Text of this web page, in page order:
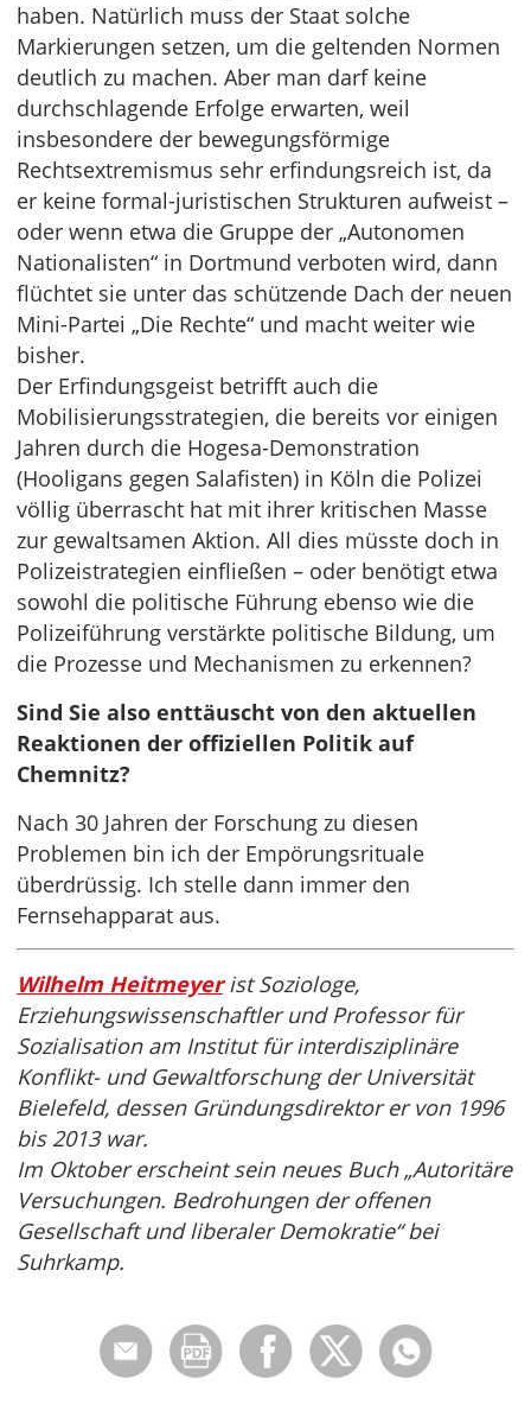
haben. Natürlich muss der Staat solche
Markierungen setzen, um die geltenden Normen
deutlich zu machen. Aber man darf keine
durchschlagende Erfolge erwarten, weil
insbesondere der bewegungsförmige
Rechtsextremismus sehr erfindungsreich ist, da
er keine formal-juristischen Strukturen aufweist –
oder wenn etwa die Gruppe der „Autonomen
Nationalisten“ in Dortmund verboten wird, dann
flüchtet sie unter das schützende Dach der neuen
Mini-Partei „Die Rechte“ und macht weiter wie
bisher.
Der Erfindungsgeist betrifft auch die
Mobilisierungsstrategien, die bereits vor einigen
Jahren durch die Hogesa-Demonstration
(Hooligans gegen Salafisten) in Köln die Polizei
völlig überrascht hat mit ihrer kritischen Masse
zur gewaltsamen Aktion. All dies müsste doch in
Polizeistrategien einfließen – oder benötigt etwa
sowohl die politische Führung ebenso wie die
Polizeiführung verstärkte politische Bildung, um
die Prozesse und Mechanismen zu erkennen?
Sind Sie also enttäuscht von den aktuellen
Reaktionen der offiziellen Politik auf
Chemnitz?
Nach 30 Jahren der Forschung zu diesen
Problemen bin ich der Empörungsrituale
überdrüssig. Ich stelle dann immer den
Fernsehapparat aus.
Wilhelm Heitmeyerist Soziologe,
Erziehungswissenschaftler und Professor für
Sozialisation am Institut für interdisziplinäre
Konflikt- und Gewaltforschung der Universität
Bielefeld, dessen Gründungsdirektor er von 1996
bis 2013 war.
Im Oktober erscheint sein neues Buch „Autoritäre
Versuchungen. Bedrohungen der offenen
Gesellschaft und liberaler Demokratie“ bei
Suhrkamp.